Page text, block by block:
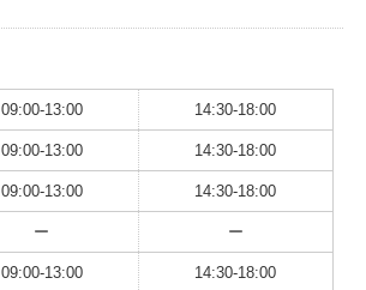
09:00-13:00 14:30-18:00
09:00-13:00 14:30-18:00
09:00-13:00 14:30-18:00
ー ー
09:00-13:00 14:30-18:00